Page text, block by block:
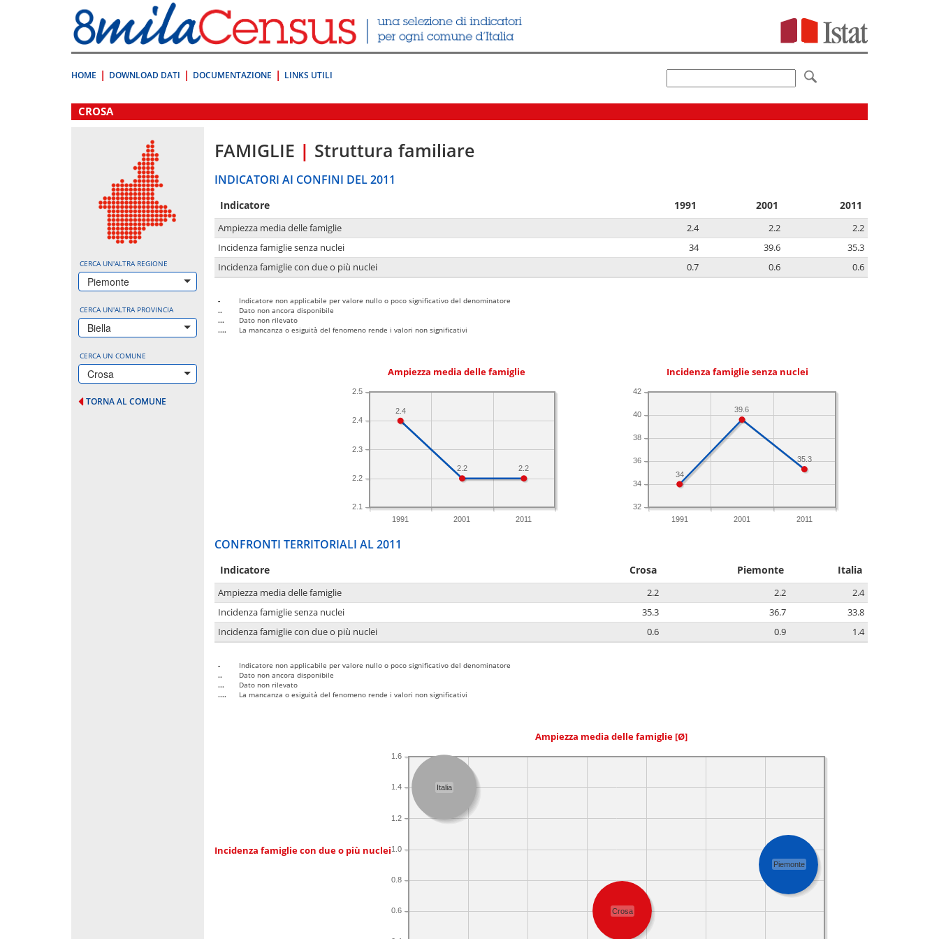
direttamente
a:
Contenuto
HOME DOWNLOAD DATI DOCUMENTAZIONE LINKS UTILI
.
CROSA
CERCA UN'ALTRA REGIONE
Piemonte
CERCA UN'ALTRA PROVINCIA
Biella
CERCA UN COMUNE
Crosa
TORNA AL COMUNE
FAMIGLIE | Struttura familiare
INDICATORI AI CONFINI DEL 2011
Indicatore 1991 2001 2011
Ampiezza media delle famiglie 2.4 2.2
2.2
Incidenza famiglie senza nuclei
34 39.6
35.3
Incidenza famiglie con due o più nuclei
0.7 0.6 0.6
-
Indicatore non applicabile per valore nullo o poco significativo del denominatore
..
Dato non ancora disponibile
...
Dato non rilevato
....
La mancanza o esiguità del fenomeno rende i valori non significativi
Ampiezza media delle famiglie
1991 2001 2011
2.1
2.2
2.3
2.4
2.5
2.2
2.2
2.4
Incidenza famiglie senza nuclei
1991 2001 2011
32
34
36
38
40
42
35.3
39.6
34
CONFRONTI TERRITORIALI AL 2011
Indicatore Crosa Piemonte Italia
Ampiezza media delle famiglie 2.2 2.2
2.4
Incidenza famiglie senza nuclei
35.3 36.7
33.8
Incidenza famiglie con due o più nuclei
0.6 0.9 1.4
-
Indicatore non applicabile per valore nullo o poco significativo del denominatore
..
Dato non ancora disponibile
...
Dato non rilevato
....
La mancanza o esiguità del fenomeno rende i valori non significativi
Ampiezza media delle famiglie [Ø]
Incidenza famiglie con due o più nuclei
0.6
0.8
1.0
1.2
1.4
1.6
Italia
Crosa
Piemonte